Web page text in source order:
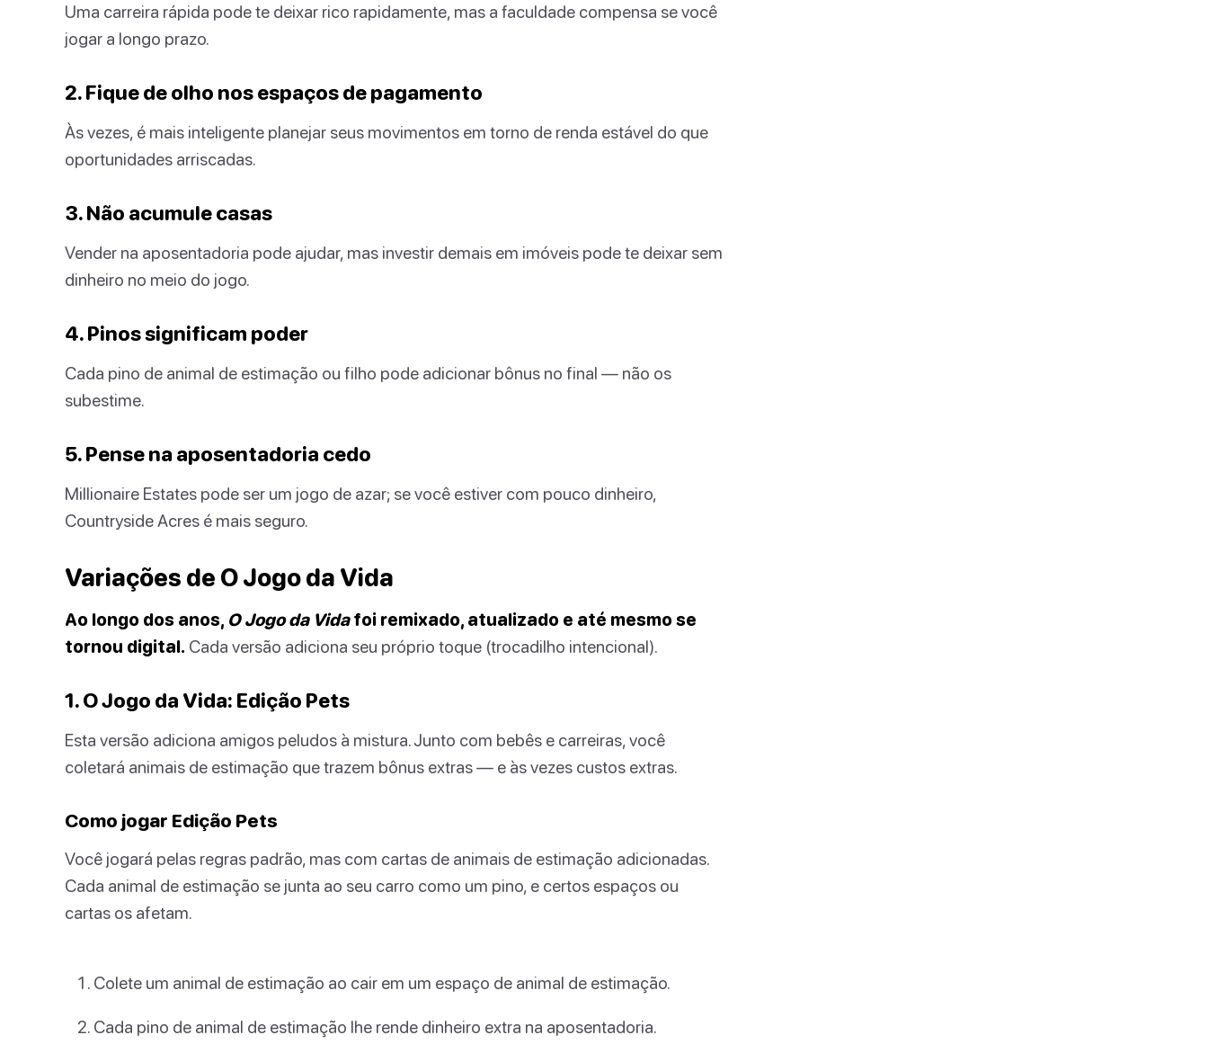
Uma carreira rápida pode te deixar rico rapidamente, mas a faculdade compensa se você
jogar a longo prazo.
2. Fique de olho nos espaços de pagamento
Às vezes, é mais inteligente planejar seus movimentos em torno de renda estável do que
oportunidades arriscadas.
3. Não acumule casas
Vender na aposentadoria pode ajudar, mas investir demais em imóveis pode te deixar sem
dinheiro no meio do jogo.
4. Pinos significam poder
Cada pino de animal de estimação ou filho pode adicionar bônus no final — não os
subestime.
5. Pense na aposentadoria cedo
Millionaire Estates pode ser um jogo de azar; se você estiver com pouco dinheiro,
Countryside Acres é mais seguro.
Variações de O Jogo da Vida
Ao longo dos anos, O Jogo da Vidafoi remixado, atualizado e até mesmo se
tornou digital. Cada versão adiciona seu próprio toque (trocadilho intencional).
1. O Jogo da Vida: Edição Pets
Esta versão adiciona amigos peludos à mistura. Junto com bebês e carreiras, você
coletará animais de estimação que trazem bônus extras — e às vezes custos extras.
Como jogar Edição Pets
Você jogará pelas regras padrão, mas com cartas de animais de estimação adicionadas.
Cada animal de estimação se junta ao seu carro como um pino, e certos espaços ou
cartas os afetam.
Colete um animal de estimação ao cair em um espaço de animal de estimação.
Cada pino de animal de estimação lhe rende dinheiro extra na aposentadoria.